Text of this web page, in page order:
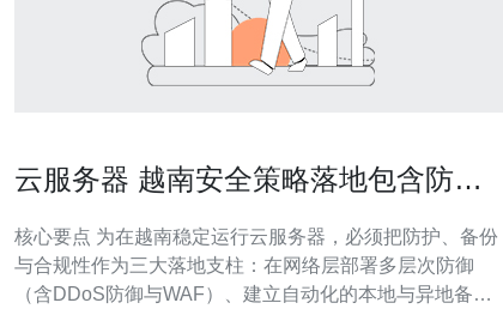
云服务器 越南安全策略落地包含防
核心要点 为在越南稳定运行云服务器，必须把防护、备份
与合规性作为三大落地支柱：在网络层部署多层次防御
（含DDoS防御与WAF）、建立自动化的本地与异地备份